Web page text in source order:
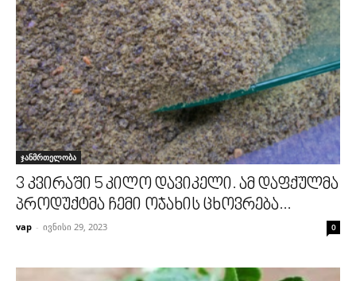
ჯანმრთელობა
3 კვირაში 5 კილო დავიკელი. ამ დაფქულმა
პროდუქტმა ჩემი ოჯახის ცხოვრება...
vap - ივნისი 29, 2023 0